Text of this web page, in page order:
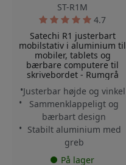
ST-R1M
4.7
Satechi R1 justerbart
mobilstativ i aluminium til
mobiler, tablets og
bærbare computere til
skrivebordet - Rumgrå
Justerbar højde og vinkel
Sammenklappeligt og
bærbart design
Stabilt aluminium med
greb
På lager